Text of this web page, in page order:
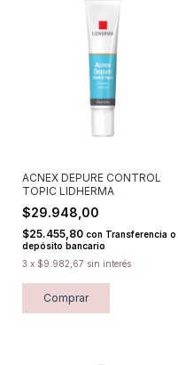
ACNEX DEPURE CONTROL
TOPIC LIDHERMA
$29.948,00
$25.455,80 con Transferencia o
depósito bancario
3 x $9.982,67 sin interés
Comprar